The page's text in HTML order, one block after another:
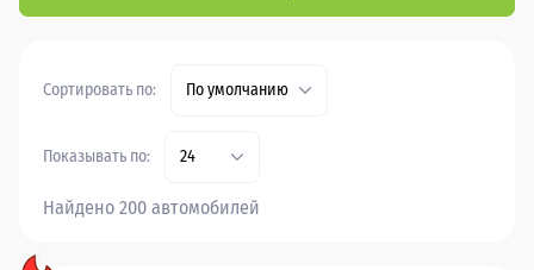
Сортировать по: По умолчанию
Показывать по: 24
Найдено 200 автомобилей